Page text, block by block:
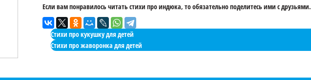
Если вам понравилось читать стихи про индюка, то обязательно поделитесь ими с друзьями.
Стихи про кукушку для детей
Стихи про жаворонка для детей